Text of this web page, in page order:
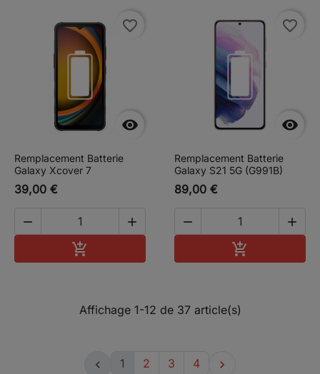

favorite_border
Remplacement Batterie
Galaxy Xcover 7
39,00 €
 


favorite_border
Remplacement Batterie
Galaxy S21 5G (G991B)
89,00 €
 

Affichage 1-12 de 37 article(s)
 1 2 3 4 